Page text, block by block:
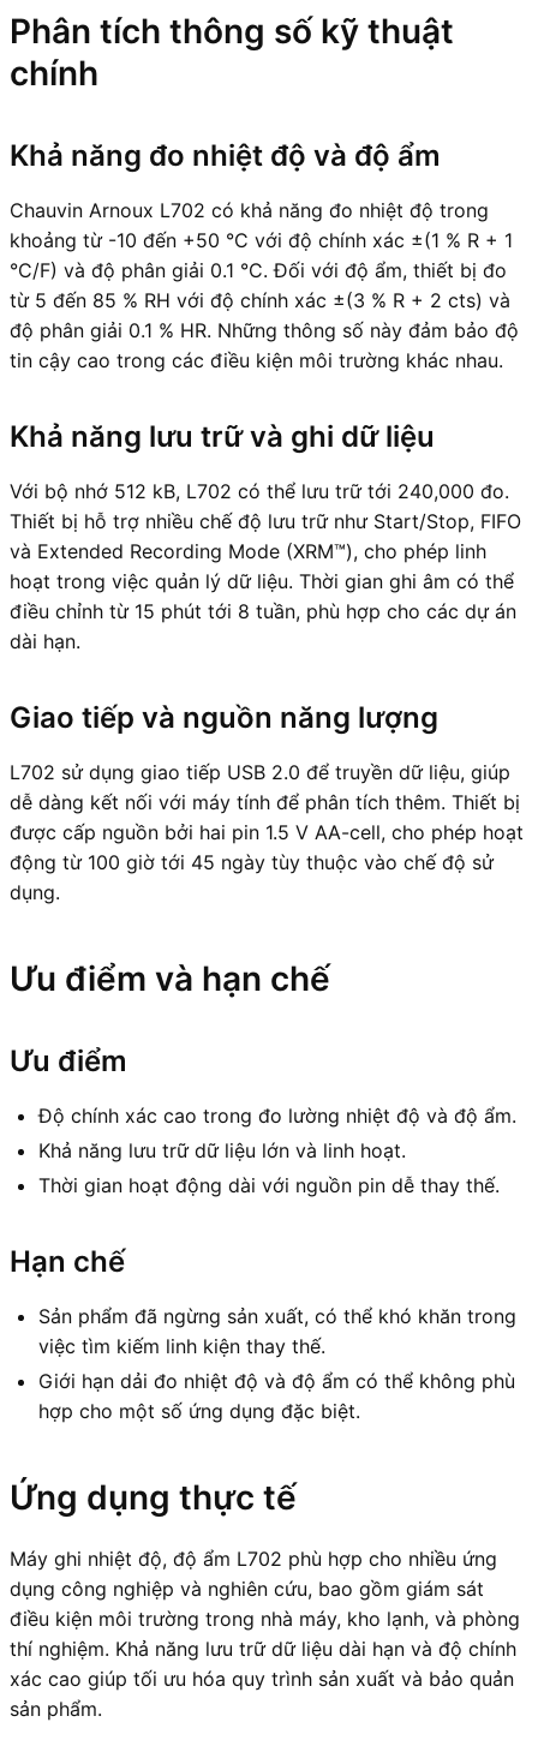
Phân tích thông số kỹ thuật
chính
Khả năng đo nhiệt độ và độ ẩm
Chauvin Arnoux L702 có khả năng đo nhiệt độ trong
khoảng từ -10 đến +50 °C với độ chính xác ±(1 % R + 1
°C/F) và độ phân giải 0.1 °C. Đối với độ ẩm, thiết bị đo
từ 5 đến 85 % RH với độ chính xác ±(3 % R + 2 cts) và
độ phân giải 0.1 % HR. Những thông số này đảm bảo độ
tin cậy cao trong các điều kiện môi trường khác nhau.
Khả năng lưu trữ và ghi dữ liệu
Với bộ nhớ 512 kB, L702 có thể lưu trữ tới 240,000 đo.
Thiết bị hỗ trợ nhiều chế độ lưu trữ như Start/Stop, FIFO
và Extended Recording Mode (XRM™), cho phép linh
hoạt trong việc quản lý dữ liệu. Thời gian ghi âm có thể
điều chỉnh từ 15 phút tới 8 tuần, phù hợp cho các dự án
dài hạn.
Giao tiếp và nguồn năng lượng
L702 sử dụng giao tiếp USB 2.0 để truyền dữ liệu, giúp
dễ dàng kết nối với máy tính để phân tích thêm. Thiết bị
được cấp nguồn bởi hai pin 1.5 V AA-cell, cho phép hoạt
động từ 100 giờ tới 45 ngày tùy thuộc vào chế độ sử
dụng.
Ưu điểm và hạn chế
Ưu điểm
Độ chính xác cao trong đo lường nhiệt độ và độ ẩm.
Khả năng lưu trữ dữ liệu lớn và linh hoạt.
Thời gian hoạt động dài với nguồn pin dễ thay thế.
Hạn chế
Sản phẩm đã ngừng sản xuất, có thể khó khăn trong
việc tìm kiếm linh kiện thay thế.
Giới hạn dải đo nhiệt độ và độ ẩm có thể không phù
hợp cho một số ứng dụng đặc biệt.
Ứng dụng thực tế
Máy ghi nhiệt độ, độ ẩm L702 phù hợp cho nhiều ứng
dụng công nghiệp và nghiên cứu, bao gồm giám sát
điều kiện môi trường trong nhà máy, kho lạnh, và phòng
thí nghiệm. Khả năng lưu trữ dữ liệu dài hạn và độ chính
xác cao giúp tối ưu hóa quy trình sản xuất và bảo quản
sản phẩm.